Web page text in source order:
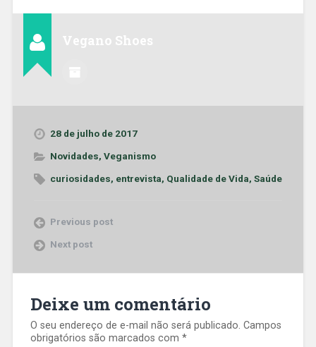
Vegano Shoes
28 de julho de 2017
Novidades, Veganismo
curiosidades, entrevista, Qualidade de Vida, Saúde
Previous post
Next post
Deixe um comentário
O seu endereço de e-mail não será publicado. Campos
obrigatórios são marcados com *